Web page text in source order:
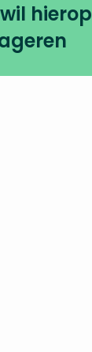
hierop